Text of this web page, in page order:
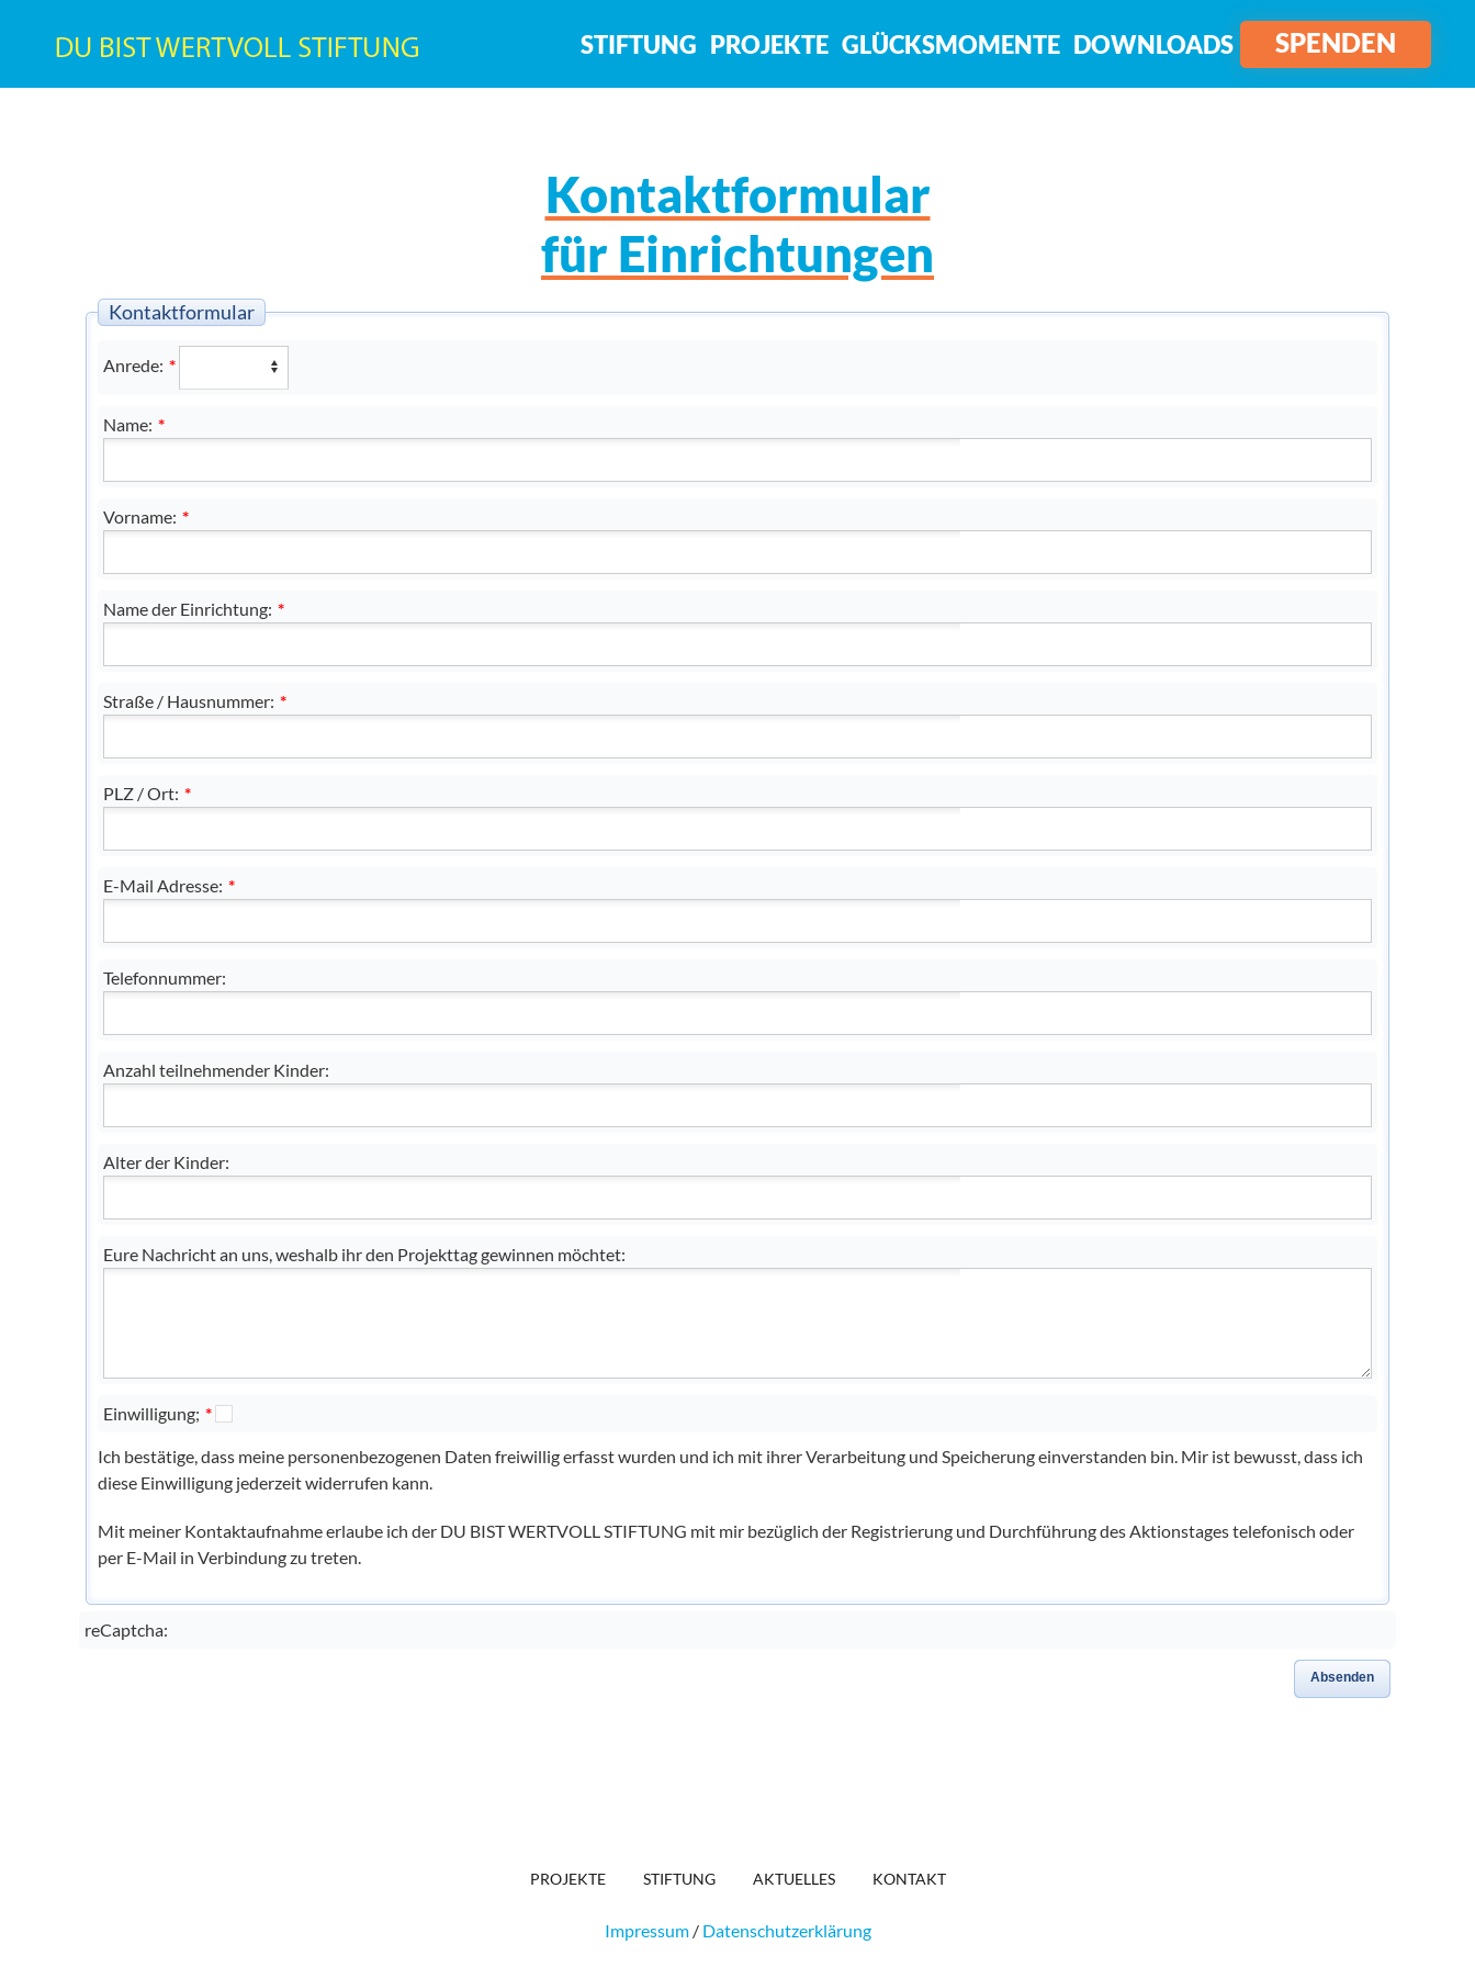
STIFTUNG PROJEKTE GLÜCKSMOMENTE DOWNLOADS SPENDEN
Kontaktformular
für Einrichtungen
Kontaktformular
Anrede: *
Name: *
Vorname: *
Name der Einrichtung: *
Straße / Hausnummer: *
PLZ / Ort: *
E-Mail Adresse: *
Telefonnummer:
Anzahl teilnehmender Kinder:
Alter der Kinder:
Eure Nachricht an uns, weshalb ihr den Projekttag gewinnen möchtet:
Einwilligung; *
Ich bestätige, dass meine personenbezogenen Daten freiwillig erfasst wurden und ich mit ihrer Verarbeitung und Speicherung einverstanden bin. Mir ist bewusst, dass ich
diese Einwilligung jederzeit widerrufen kann.
Mit meiner Kontaktaufnahme erlaube ich der DU BIST WERTVOLL STIFTUNG mit mir bezüglich der Registrierung und Durchführung des Aktionstages telefonisch oder
per E-Mail in Verbindung zu treten.
reCaptcha:
Absenden
PROJEKTE STIFTUNG AKTUELLES KONTAKT
Impressum / Datenschutzerklärung